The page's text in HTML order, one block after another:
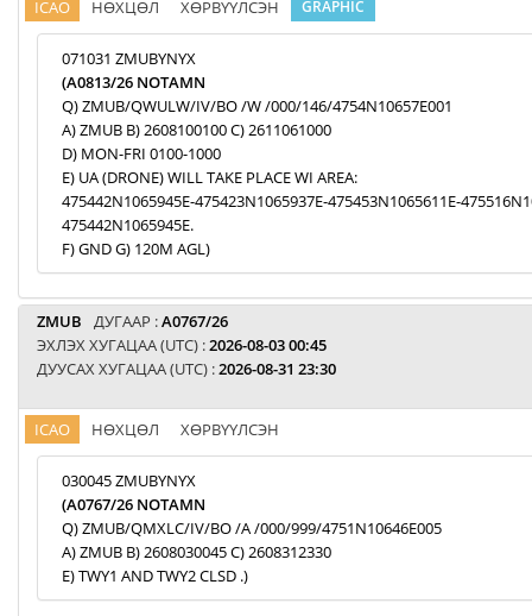
ICAO НӨХЦӨЛ ХӨРВҮҮЛСЭН GRAPHIC
071031 ZMUBYNYX
(A0813/26 NOTAMN
Q) ZMUB/QWULW/IV/BO /W /000/146/4754N10657E001
A) ZMUB B) 2608100100 C) 2611061000
D) MON-FRI 0100-1000
E) UA (DRONE) WILL TAKE PLACE WI AREA:
475442N1065945E-475423N1065937E-475453N1065611E-
475442N1065945E.
F) GND G) 120M AGL)
ZMUB ДУГААР :A0767/26
ЭХЛЭХ ХУГАЦАА (UTC) :2026-08-03 00:45
ДУУСАХ ХУГАЦАА (UTC) :2026-08-31 23:30
ICAO НӨХЦӨЛ ХӨРВҮҮЛСЭН
030045 ZMUBYNYX
(A0767/26 NOTAMN
Q) ZMUB/QMXLC/IV/BO /A /000/999/4751N10646E005
A) ZMUB B) 2608030045 C) 2608312330
E) TWY1 AND TWY2 CLSD .)